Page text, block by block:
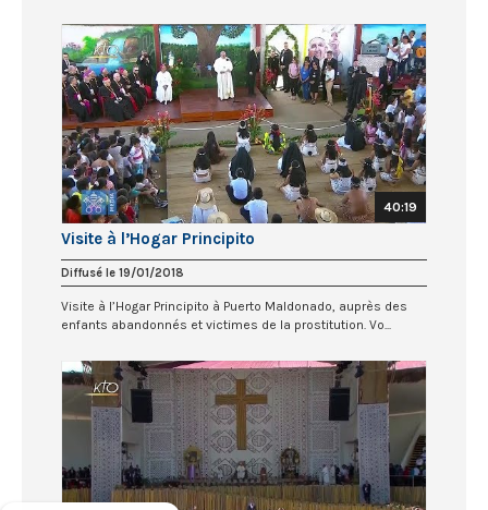
40:19
Visite à l’Hogar Principito
Diffusé le 19/01/2018
Visite à l’Hogar Principito à Puerto Maldonado, auprès des
enfants abandonnés et victimes de la prostitution. Vo...